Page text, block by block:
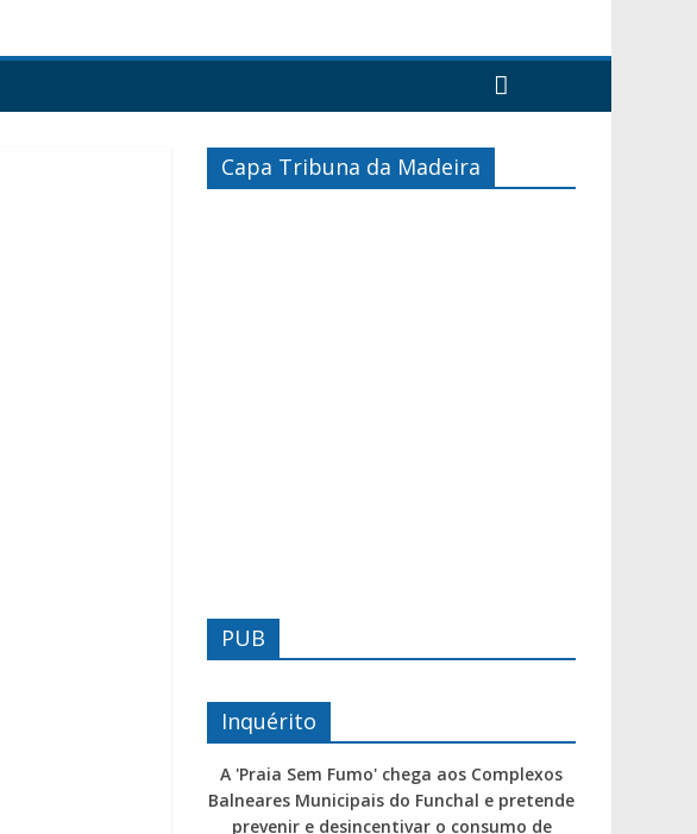
Capa Tribuna da Madeira
PUB
Inquérito
A 'Praia Sem Fumo' chega aos Complexos
Balneares Municipais do Funchal e pretende
prevenir e desincentivar o consumo de